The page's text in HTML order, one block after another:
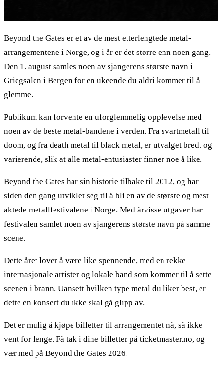
Beyond the Gates er et av de mest etterlengtede metal-
arrangementene i Norge, og i år er det større enn noen gang.
Den 1. august samles noen av sjangerens største navn i
Griegsalen i Bergen for en ukeende du aldri kommer til å
glemme.
Publikum kan forvente en uforglemmelig opplevelse med
noen av de beste metal-bandene i verden. Fra svartmetall til
doom, og fra death metal til black metal, er utvalget bredt og
varierende, slik at alle metal-entusiaster finner noe å like.
Beyond the Gates har sin historie tilbake til 2012, og har
siden den gang utviklet seg til å bli en av de største og mest
aktede metallfestivalene i Norge. Med årvisse utgaver har
festivalen samlet noen av sjangerens største navn på samme
scene.
Dette året lover å være like spennende, med en rekke
internasjonale artister og lokale band som kommer til å sette
scenen i brann. Uansett hvilken type metal du liker best, er
dette en konsert du ikke skal gå glipp av.
Det er mulig å kjøpe billetter til arrangementet nå, så ikke
vent for lenge. Få tak i dine billetter på ticketmaster.no, og
vær med på Beyond the Gates 2026!